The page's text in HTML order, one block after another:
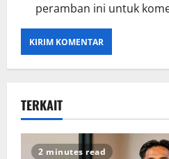
peramban ini untuk
TERKAIT
2 minutes read